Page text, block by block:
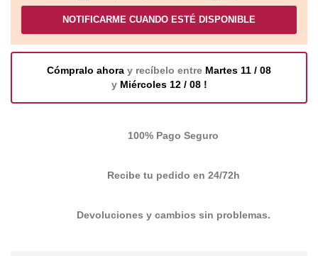
NOTIFICARME CUANDO ESTÉ DISPONIBLE
Cómpralo ahora y recíbelo entre Martes 11 / 08
y Miércoles 12 / 08 !
100% Pago Seguro
Recibe tu pedido en 24/72h
Devoluciones y cambios sin problemas.